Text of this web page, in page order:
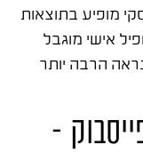
מופיע בתוצאות
אישי מוגבל
הרבה יותר
–